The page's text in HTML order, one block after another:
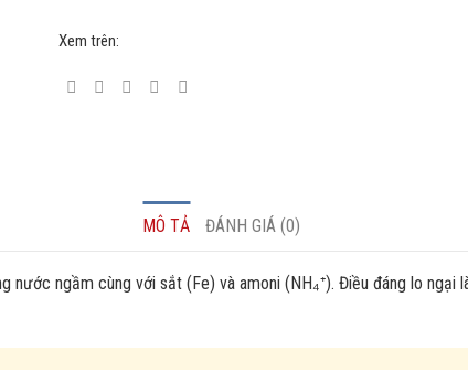
Xem trên:
MÔ TẢ ĐÁNH GIÁ (0)
nước ngầm cùng với sắt (Fe) và amoni (NH₄⁺). Điều đáng lo ngại